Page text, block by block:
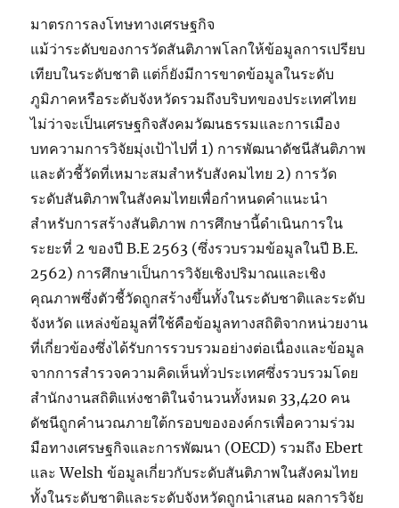
มาตรการลงโทษทางเศรษฐกิจ
แม้ว่าระดับของการวัดสันติภาพโลกให้ข้อมูลการเปรียบ
เทียบในระดับชาติ แต่ก็ยังมีการขาดข้อมูลในระดับ
ภูมิภาคหรือระดับจังหวัดรวมถึงบริบทของประเทศไทย
ไม่ว่าจะเป็นเศรษฐกิจสังคมวัฒนธรรมและการเมือง
บทความการวิจัยมุ่งเป้าไปที่ 1) การพัฒนาดัชนีสันติภาพ
และตัวชี้วัดที่เหมาะสมสำหรับสังคมไทย 2) การวัด
ระดับสันติภาพในสังคมไทยเพื่อกำหนดคำแนะนำ
สำหรับการสร้างสันติภาพ การศึกษานี้ดำเนินการใน
ระยะที่ 2 ของปี B.E 2563 (ซึ่งรวบรวมข้อมูลในปี B.E.
2562) การศึกษาเป็นการวิจัยเชิงปริมาณและเชิง
คุณภาพซึ่งตัวชี้วัดถูกสร้างขึ้นทั้งในระดับชาติและระดับ
จังหวัด แหล่งข้อมูลที่ใช้คือข้อมูลทางสถิติจากหน่วยงาน
ที่เกี่ยวข้องซึ่งได้รับการรวบรวมอย่างต่อเนื่องและข้อมูล
จากการสำรวจความคิดเห็นทั่วประเทศซึ่งรวบรวมโดย
สำนักงานสถิติแห่งชาติในจำนวนทั้งหมด 33,420 คน
ดัชนีถูกคำนวณภายใต้กรอบขององค์กรเพื่อความร่วม
มือทางเศรษฐกิจและการพัฒนา (OECD) รวมถึง Ebert
และ Welsh ข้อมูลเกี่ยวกับระดับสันติภาพในสังคมไทย
ทั้งในระดับชาติและระดับจังหวัดถูกนำเสนอ ผลการวิจัย